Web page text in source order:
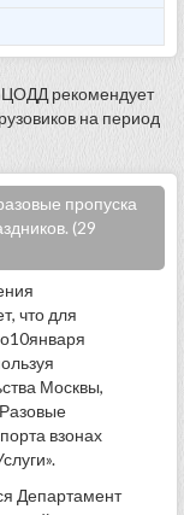
ЦОДД рекомендует
на период
пропуска
(29
что для
Москвы,
взонах
Департамент